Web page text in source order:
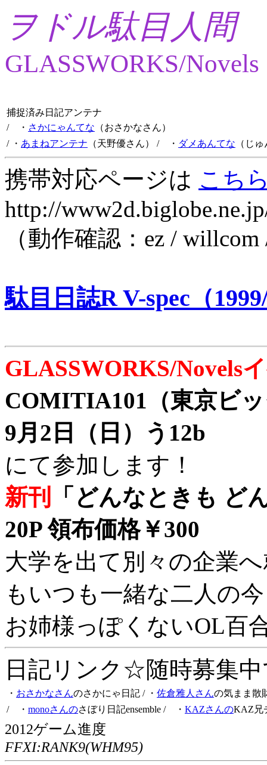
ヲドル駄目人間
GLASSWORKS/Novels
捕捉済み日記アンテナ
/ ・ さかにゃんてな （おさかなさん）
/ ・ あまねアンテナ （天野優さん） / ・ ダメあんてな （じ
携帯対応ページは こち
http://
（動作確認：ez /
駄目日誌R V-spec（
GLASSWORKS/Novels
COMITIA101（東京ビ
9月2日（日）う12b
にて参加します！
新刊
「どんなときも ど
20P 領布価格￥300
大学を出て別々の企業
もいつも一緒な二人の
お姉様っぽくないOL百
日記リンク☆随時募集
・ おさかなさんのさかにゃ日記 / ・ 佐倉雅人さんの気まま散
/ ・ monoさんのさぼり日記ensemble / ・ KAZさんのKAZ兄
2012ゲーム進度
FFXI:RANK9(WHM95)